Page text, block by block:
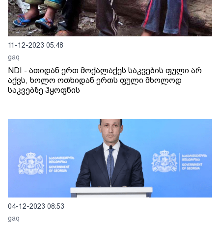
11-12-2023 05:48
gaq
NDI - ათიდან ერთ მოქალაქეს საკვების ფული არ
აქვს, ხოლო ოთხიდან ერთს ფული მხოლოდ
საკვებზე ჰყოფნის
04-12-2023 08:53
gaq